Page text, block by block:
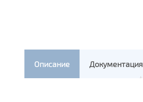
Описание Документация